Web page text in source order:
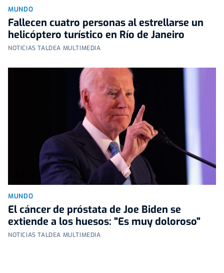
MUNDO
Fallecen cuatro personas al estrellarse un
helicóptero turístico en Río de Janeiro
NOTICIAS TALDEA MULTIMEDIA
MUNDO
El cáncer de próstata de Joe Biden se
extiende a los huesos: "Es muy doloroso"
NOTICIAS TALDEA MULTIMEDIA